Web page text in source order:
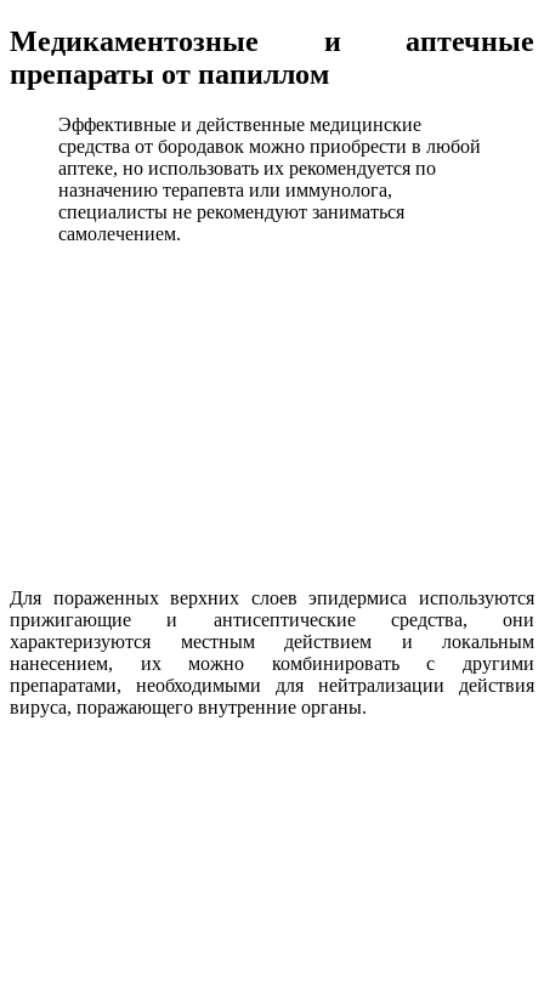
Медикаментозные и аптечные
препараты от папиллом
Эффективные и действенные медицинские
средства от бородавок можно приобрести в любой
аптеке, но использовать их рекомендуется по
назначению терапевта или иммунолога,
специалисты не рекомендуют заниматься
самолечением.
Для пораженных верхних слоев эпидермиса используются
прижигающие и антисептические средства, они
характеризуются местным действием и локальным
нанесением, их можно комбинировать с другими
препаратами, необходимыми для нейтрализации действия
вируса, поражающего внутренние органы.